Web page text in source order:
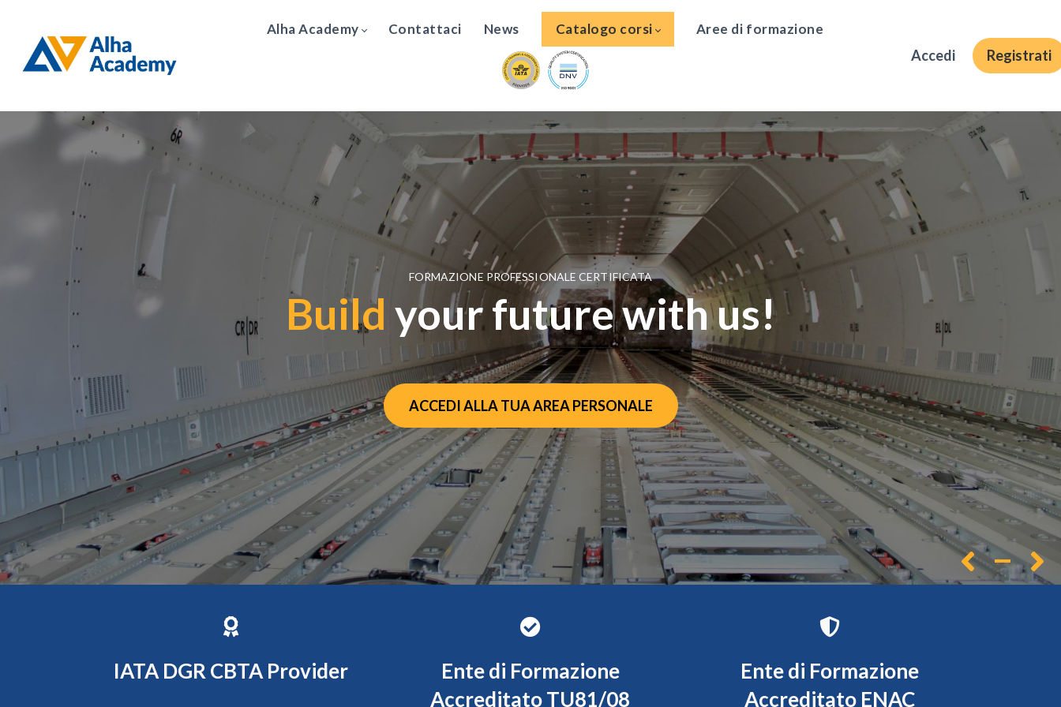
Alha Academy Contattaci News Catalogo corsi Aree di formazione
Accedi Registrati
FORMAZIONE PROFESSIONALE CERTIFICATA
Build your future with us!
ACCEDI ALLA TUA AREA PERSONALE
IATA DGR CBTA Provider
Ente di Formazione
Accreditato TU81/08
Ente di Formazione
Accreditato ENAC